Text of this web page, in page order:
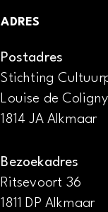
ADRES
Postadres
Stichting
Louise de
1814 JA Alkmaar
Bezoekadres
Ritsevoort 36
1811 DP Alkmaar